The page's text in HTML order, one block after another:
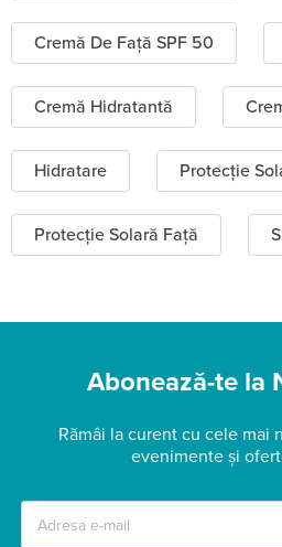
Cremă De Față SPF 50
Cremă Hidratantă
Hidratare Protecție
Protecție Solară Față
Abonează-te la
Rămâi la curent cu cele mai
evenimente și